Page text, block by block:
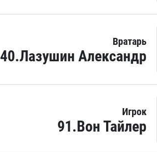
Вратарь
40.Лазушин Александр
Игрок
91.Вон Тайлер